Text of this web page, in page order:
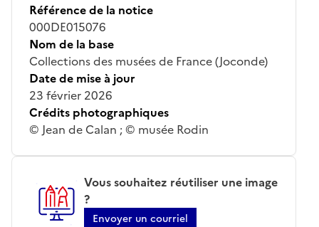
Référence de la notice
000DE015076
Nom de la base
Collections des musées de France (Joconde)
Date de mise à jour
23 février 2026
Crédits photographiques
© Jean de Calan ; © musée Rodin
Vous souhaitez réutiliser une image
?
Envoyer un courriel